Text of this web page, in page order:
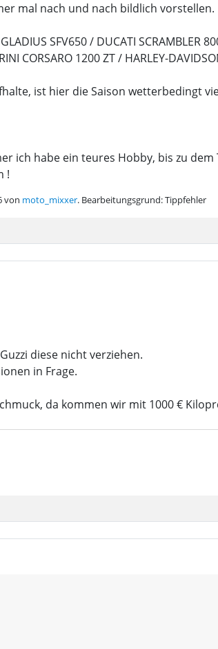
mal nach und nach bildlich vorstellen.
SFV650 / DUCATI SCRAMBLER
CORSARO 1200 ZT / HARLEY-
ist hier die Saison wetterbedingt
ich habe ein teures Hobby, bis zu
!
von moto_mixxer.Bearbeitungsgrund: Tippfehler
diese nicht verziehen.
in Frage.
da kommen wir mit 1000 €